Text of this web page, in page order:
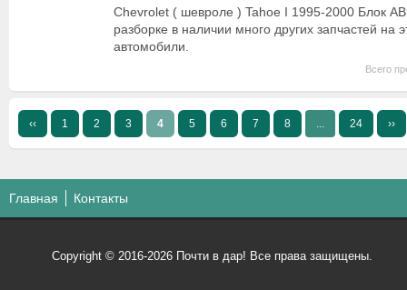
Chevrolet ( шевроле ) Tahoe I 1995-2000 Блок
разборке в наличии много других запчастей на
автомобили.
Всего
‹‹ 1 2 3 4 5 6 7 8 24 ››
Главная Контакты
Copyright © 2016-2026 Почти в дар! Все права защищены.